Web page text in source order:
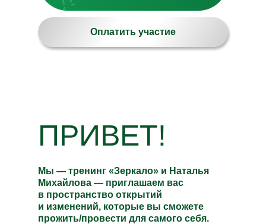
Оплатить участие
ПРИВЕТ!
Мы — тренинг «Зеркало» и Наталья
Михайлова — приглашаем вас
в пространство открытий
и изменений, которые вы сможете
прожить/провести для самого себя.